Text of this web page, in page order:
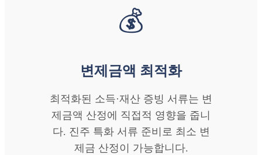
💰
변제금액 최적화
최적화된 소득·재산 증빙 서류는 변
제금액 산정에 직접적 영향을 줍니
다. 진주 특화 서류 준비로 최소 변
제금 산정이 가능합니다.